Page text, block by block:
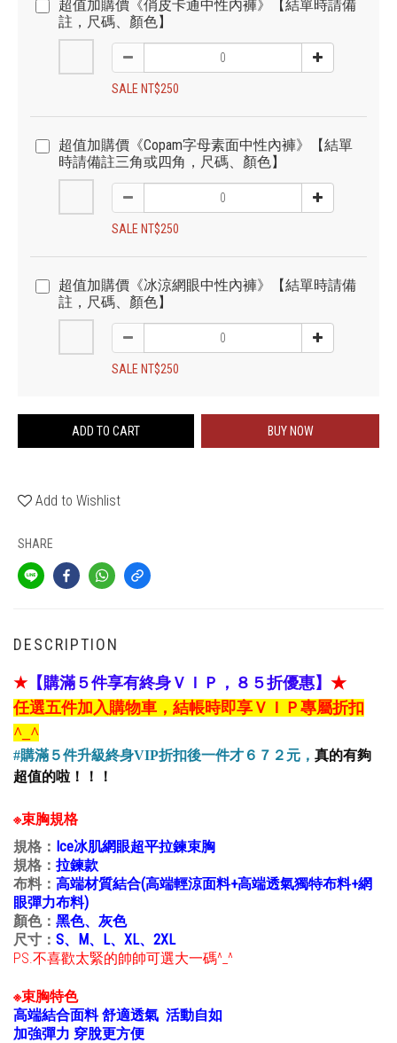
超值加購價《俏皮卡通中性內褲》【結單時請備
註，尺碼、顏色】
SALE NT$250
超值加購價《Copam字母素面中性內褲》【結單
時請備註三角或四角，尺碼、顏色】
SALE NT$250
超值加購價《冰涼網眼中性內褲》【結單時請備
註，尺碼、顏色】
SALE NT$250
ADD TO CART BUY NOW
Add to Wishlist
SHARE
DESCRIPTION
★ 【購滿５件享有終身ＶＩＰ，８５折優惠】 ★
任選五件加入購物車，結帳時即享ＶＩＰ專屬折扣
^_^
#購滿５件升級終身VIP折扣後一件才６７２元， 真的有夠
超值的啦！！！
※束胸規格
規格： Ice冰肌網眼超平拉鍊束胸
規格： 拉鍊款
布料： 高端材質結合(高端輕涼面料+高端透氣獨特布料+網
眼彈力布料)
顏色： 黑色、灰色
尺寸： S、M、L、XL、2XL
PS.不喜歡太緊的帥帥可選大一碼^_^
※束胸特色
高端結合面料 舒適透氣 活動自如
加強彈力 穿脫更方便